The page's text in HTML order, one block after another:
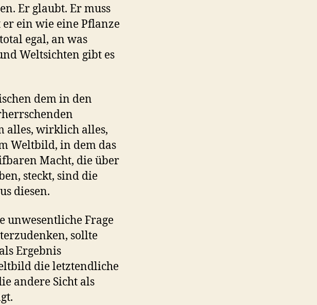
Er glaubt. Er muss
er ein wie eine Pflanze
egal, an was
Weltsichten gibt es
dem in den
alles, wirklich alles,
Weltbild, in dem das
Macht, die über
steckt, sind die
diesen.
unwesentliche Frage
sollte
Ergebnis
die letztendliche
andere Sicht als